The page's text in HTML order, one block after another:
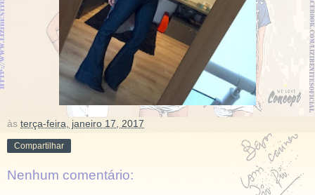
às terça-feira, janeiro 17, 2017
Compartilhar
Nenhum comentário: